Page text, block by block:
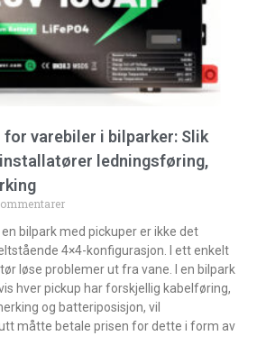
varebiler i bilparker: Slik
ledningsføring,
bilpark med pickuper er ikke det
4×4-konfigurasjon. I ett enkelt
løse problemer ut fra vane. I en bilpark
hver pickup har forskjellig kabelføring,
og batteriposisjon, vil
måtte betale prisen for dette i form av